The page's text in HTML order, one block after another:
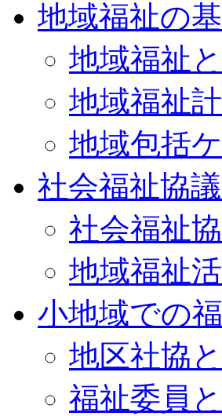
地域福祉の
地域福祉
地域福祉
地域包括
社会福祉協
社会福祉
地域福祉
小地域での
地区社協
福祉委員